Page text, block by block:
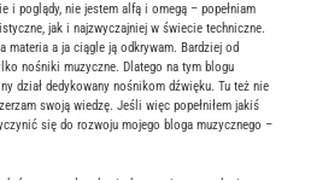
i poglądy, nie jestem alfą i omegą – popełniam
jak i najzwyczajniej w świecie techniczne.
materia a ja ciągle ją odkrywam. Bardziej od
nośniki muzyczne. Dlatego na tym blogu
dział dedykowany nośnikom dźwięku. Tu też nie
swoją wiedzę. Jeśli więc popełniłem jakiś
się do rozwoju mojego bloga muzycznego –